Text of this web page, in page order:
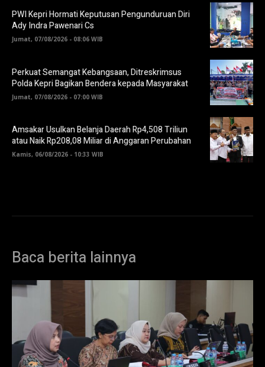
PWI Kepri Hormati Keputusan Pengunduruan Diri
Ady Indra Pawenari Cs
Jumat, 07/08/2026 - 08:06 WIB
Perkuat Semangat Kebangsaan, Ditreskrimsus
Polda Kepri Bagikan Bendera kepada Masyarakat
Jumat, 07/08/2026 - 07:00 WIB
Amsakar Usulkan Belanja Daerah Rp4,508 Triliun
atau Naik Rp208,08 Miliar di Anggaran Perubahan
Kamis, 06/08/2026 - 10:33 WIB
Baca berita lainnya